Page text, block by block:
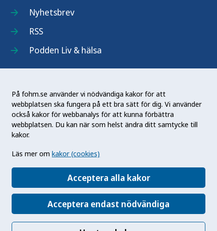
På fohm.se använder vi nödvändiga kakor för att
webbplatsen ska fungera på ett bra sätt för dig. Vi använder
också kakor för webbanalys för att kunna förbättra
webbplatsen. Du kan när som helst ändra ditt samtycke till
kakor.
Läs mer om kakor (cookies)
Acceptera alla kakor
Acceptera endast nödvändiga
Nyhetsbrev
RSS
Podden Liv & hälsa
Folkhälsomyndigheten (Fohm) är en nationell
kunskapsmyndighet som arbetar för en bättre
folkhälsa. Det gör myndigheten genom att
främja hälsa, förebygga ohälsa och skydda mot
hälsohot. Vår vision är en folkhälsa som stärker
samhällets utveckling.